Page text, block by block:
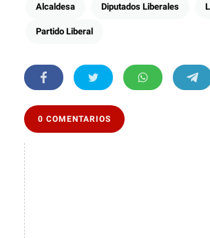
Alcaldesa Diputados Liberales
Partido Liberal
0 COMENTARIOS